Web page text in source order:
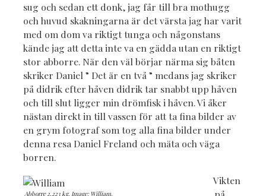
sug och sedan ett donk, jag får till bra mothugg
och huvud skakningarna är det värsta jag har varit
med om dom va riktigt tunga och någonstans
kände jag att detta inte va en gädda utan en riktigt
stor abborre. När den väl börjar närma sig båten
skriker Daniel ” Det är en två ” medans jag skriker
på didrik efter håven didrik tar snabbt upp håven
och till slut ligger min drömfisk i håven. Vi åker
nästan direkt in till vassen för att ta fina bilder av
en grym fotograf som tog alla fina bilder under
denna resa Daniel Freland och mäta och väga
borren.
Abborre 2,223 kg. Image: William.
Vikten